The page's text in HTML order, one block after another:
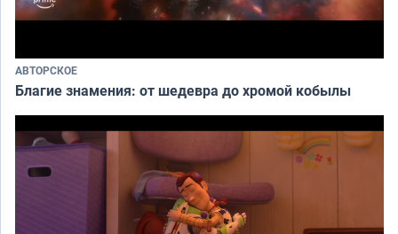
АВТОРСКОЕ
Благие знамения: от шедевра до хромой кобылы